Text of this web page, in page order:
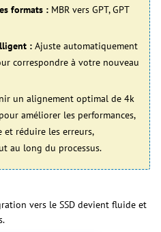
formats : MBR vers GPT, GPT
: Ajuste automatiquement
correspondre à votre nouveau
un alignement optimal de 4k
améliorer les performances,
réduire les erreurs,
au long du processus.
vers le SSD devient fluide et